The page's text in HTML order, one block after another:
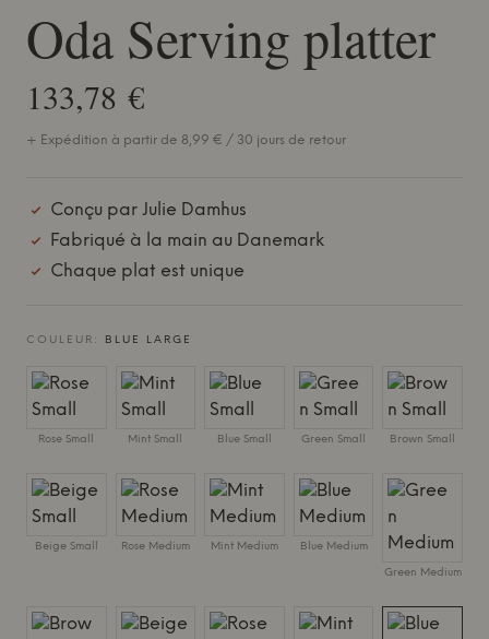
Oda Serving platter
133,78 €
+ Expédition à partir de 8,99 € / 30 jours de retour
Conçu par Julie Damhus
Fabriqué à la main au Danemark
Chaque plat est unique
COULEUR: BLUE LARGE
Rose Small Mint Small Blue Small Green Small Brown Small
Beige Small Rose Medium Mint Medium Blue Medium
Green Medium